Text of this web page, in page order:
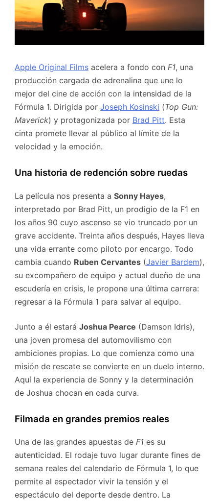
Apple Original Films acelera a fondo con F1, una
producción cargada de adrenalina que une lo
mejor del cine de acción con la intensidad de la
Fórmula 1. Dirigida por Joseph Kosinski (Top Gun:
Maverick) y protagonizada por Brad Pitt. Esta
cinta promete llevar al público al límite de la
velocidad y la emoción.
Una historia de redención sobre ruedas
La película nos presenta a Sonny Hayes,
interpretado por Brad Pitt, un prodigio de la F1 en
los años 90 cuyo ascenso se vio truncado por un
grave accidente. Treinta años después, Hayes lleva
una vida errante como piloto por encargo. Todo
cambia cuando Ruben Cervantes (Javier Bardem),
su excompañero de equipo y actual dueño de una
escudería en crisis, le propone una última carrera:
regresar a la Fórmula 1 para salvar al equipo.
Junto a él estará Joshua Pearce (Damson Idris),
una joven promesa del automovilismo con
ambiciones propias. Lo que comienza como una
misión de rescate se convierte en un duelo interno.
Aquí la experiencia de Sonny y la determinación
de Joshua chocan en cada curva.
Filmada en grandes premios reales
Una de las grandes apuestas de F1 es su
autenticidad. El rodaje tuvo lugar durante fines de
semana reales del calendario de Fórmula 1, lo que
permite al espectador vivir la tensión y el
espectáculo del deporte desde dentro. La